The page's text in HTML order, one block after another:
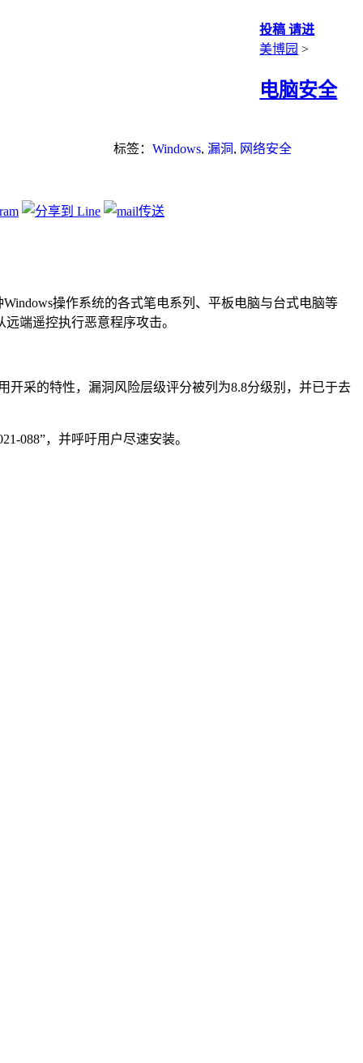
投稿 请进
美博园 >
电脑安全
标签： Windows, 漏洞 , 网络安全
操作系统的各式笔电系列、平板电脑与台式电脑等
端遥控执行恶意程序攻击。
开采的特性，漏洞风险层级评分被列为8.8分级别，并已于去
088”，并呼吁用户尽速安装。